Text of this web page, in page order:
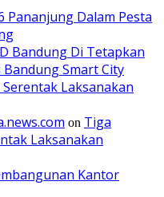
Pananjung Dalam Pesta
Bandung Di Tetapkan
Smart City
Laksanakan
on Tiga
Laksanakan
Kantor